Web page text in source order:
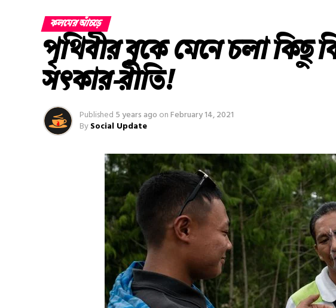
কলমের আঁচড়ে
পৃথিবীর বুকে মেনে চলা কিছু
সত্‍কার-রীতি!
Published 5 years ago onFebruary 14, 2021
BySocial Update